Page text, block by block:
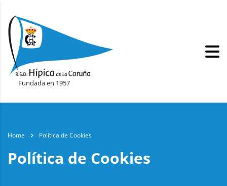
Fundada en 1957
Home Política de Cookies
Política de Cookies